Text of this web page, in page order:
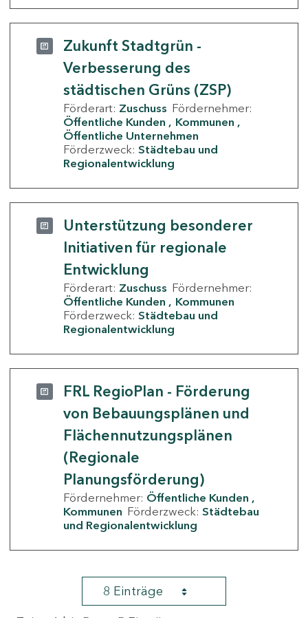
Zukunft Stadtgrün -
Verbesserung des
städtischen Grüns (ZSP)
Förderart: Zuschuss Fördernehmer:
Öffentliche Kunden
Kommunen
Öffentliche Unternehmen
Förderzweck: Städtebau und
Regionalentwicklung
Unterstützung besonderer
Initiativen für regionale
Entwicklung
Förderart: Zuschuss Fördernehmer:
Öffentliche Kunden
Kommunen
Förderzweck: Städtebau und
Regionalentwicklung
FRL RegioPlan - Förderung
von Bebauungsplänen und
Flächennutzungsplänen
(Regionale
Planungsförderung)
Fördernehmer: Öffentliche Kunden
Kommunen Förderzweck: Städtebau
und Regionalentwicklung
8 Einträge